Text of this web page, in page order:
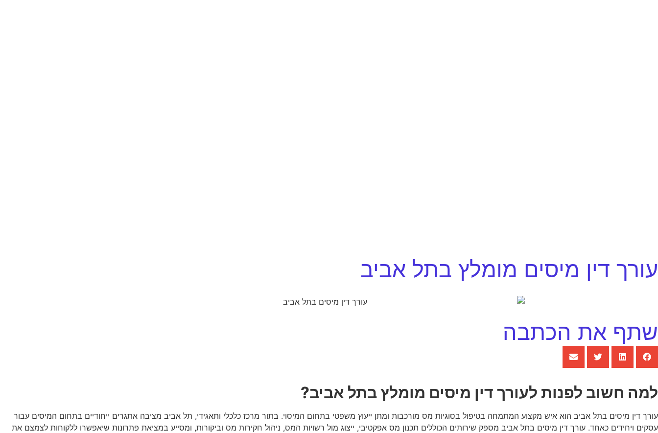
עורך דין מיסים מומלץ בתל אביב
שתף את הכתבה
למה חשוב לפנות לעורך דין מיסים מומלץ בתל אביב?
עורך דין מיסים בתל אביב הוא איש מקצוע המתמחה בטיפול בסוגיות מס מורכבות ומתן ייעוץ משפטי בתחום המיסוי. בתור מרכז כלכלי ותאגידי, תל אביב מציבה אתגרים ייחודיים בתחום המיסים עבור
עסקים ויחידים כאחד. עורך דין מיסים בתל אביב מספק שירותים הכוללים תכנון מס אפקטיבי, ייצוג מול רשויות המס, ניהול חקירות מס וביקורות, ומסייע במציאת פתרונות שיאפשרו ללקוחות לצמצם את